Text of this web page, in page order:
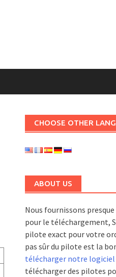
CHOOSE OTHER
ABOUT US
Nous fournissons
pour le téléchargement,
pilote exact pour votre
pas sûr du pilote est la
télécharger notre
télécharger des pilotes